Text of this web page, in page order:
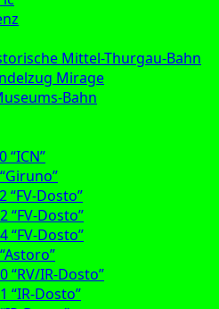
Mittel-Thurgau-Bahn
Mirage
Bahn
“ICN”
“FV-Dosto”
“FV-Dosto”
“FV-Dosto”
“RV/IR-Dosto”
“IR-Dosto”